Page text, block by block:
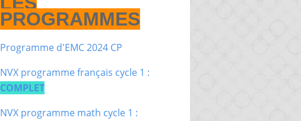
PROGRAMMES
Programme d'EMC 2024 CP
NVX programme français cycle 1 :
COMPLET
NVX programme math cycle 1 :